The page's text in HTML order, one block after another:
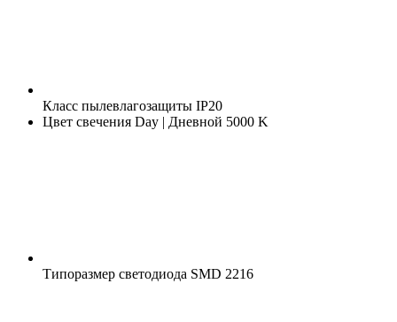
Класс пылевлагозащиты IP20
Цвет свечения Day | Дневной 5000 K
Типоразмер светодиода SMD 2216